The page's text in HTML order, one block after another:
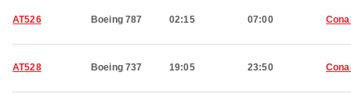
AT526 Boeing 787 02:15 07:00
AT528 Boeing 737 19:05 23:50